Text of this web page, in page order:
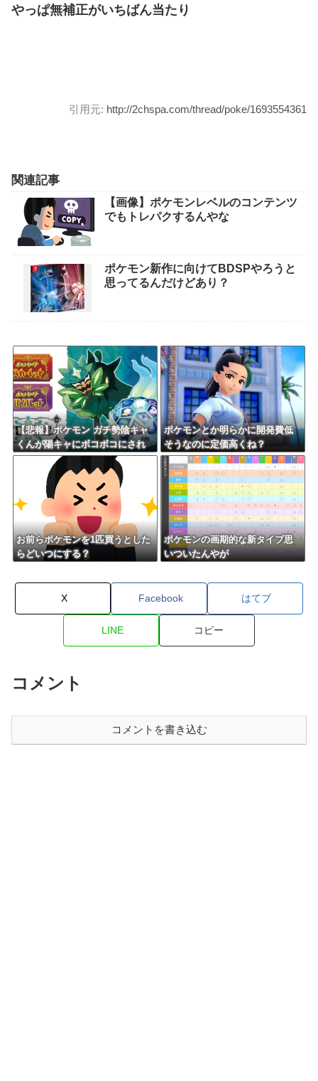
やっぱ無補正がいちばん当たり
引用元: http://2chspa.com/thread/poke/1693554361
関連記事
【画像】ポケモンレベルのコンテンツ
でもトレパクするんやな
ポケモン新作に向けてBDSPやろうと
思ってるんだけどあり？
【悲報】ポケモン ガチ勢陰キャ
くんが陽キャにボコボコにされ
てる話をDLCで実装して大荒れ
ポケモンとか明らかに開発費低
そうなのに定価高くね？
お前らポケモンを1匹買うとした
らどいつにする？
ポケモンの画期的な新タイプ思
いついたんやが
X Facebook はてブ
LINE コピー
コメント
コメントを書き込む